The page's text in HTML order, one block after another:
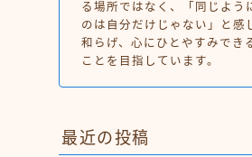
る場所ではなく、「同じよう
のは自分だけじゃない」と感
和らげ、心にひとやすみでき
ことを目指しています。
最近の投稿